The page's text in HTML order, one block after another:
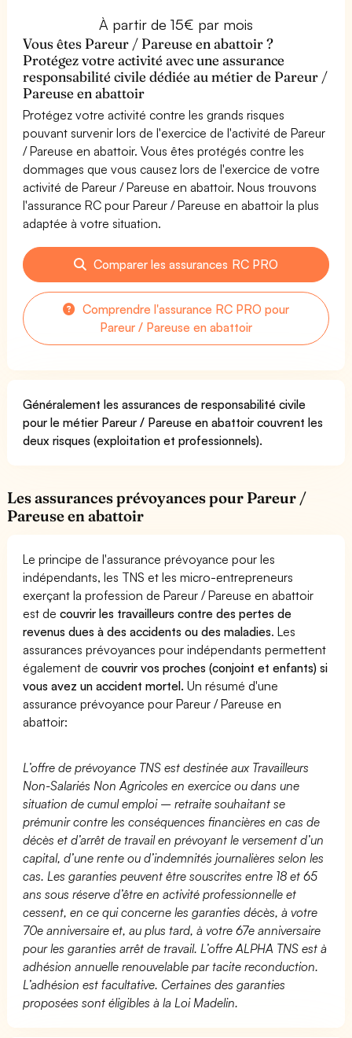
À partir de 15€ par mois
Vous êtes Pareur / Pareuse en abattoir ?
Protégez votre activité avec une assurance
responsabilité civile dédiée au métier de Pareur /
Pareuse en abattoir
Protégez votre activité contre les grands risques
pouvant survenir lors de l'exercice de l'activité de Pareur
/ Pareuse en abattoir. Vous êtes protégés contre les
dommages que vous causez lors de l'exercice de votre
activité de Pareur / Pareuse en abattoir. Nous trouvons
l'assurance RC pour Pareur / Pareuse en abattoir la plus
adaptée à votre situation.
Comparer les assurances RC PRO
Comprendre l'assurance RC PRO pour
Pareur / Pareuse en abattoir
Généralement les assurances de responsabilité civile
pour le métier Pareur / Pareuse en abattoir couvrent les
deux risques (exploitation et professionnels).
Les assurances prévoyances pour Pareur /
Pareuse en abattoir
Le principe de l'assurance prévoyance pour les
indépendants, les TNS et les micro-entrepreneurs
exerçant la profession de Pareur / Pareuse en abattoir
est decouvrir les travailleurs contre des pertes de
revenus dues à des accidents ou des maladies. Les
assurances prévoyances pour indépendants permettent
également decouvrir vos proches (conjoint et enfants) si
vous avez un accident mortel. Un résumé d'une
assurance prévoyance pour Pareur / Pareuse en
abattoir:
L’offre de prévoyance TNS est destinée aux Travailleurs
Non-Salariés Non Agricoles en exercice ou dans une
situation de cumul emploi – retraite souhaitant se
prémunir contre les conséquences financières en cas de
décès et d’arrêt de travail en prévoyant le versement d’un
capital, d’une rente ou d’indemnités journalières selon les
cas. Les garanties peuvent être souscrites entre 18 et 65
ans sous réserve d’être en activité professionnelle et
cessent, en ce qui concerne les garanties décès, à votre
70e anniversaire et, au plus tard, à votre 67e anniversaire
pour les garanties arrêt de travail. L’offre ALPHA TNS est à
adhésion annuelle renouvelable par tacite reconduction.
L’adhésion est facultative. Certaines des garanties
proposées sont éligibles à la Loi Madelin.